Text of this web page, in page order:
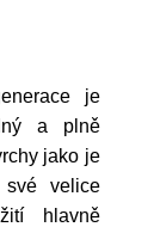
je
a plně
jako je
své velice
hlavně